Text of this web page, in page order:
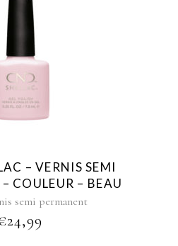
– VERNIS SEMI
COULEUR – BEAU
semi permanent
24,99